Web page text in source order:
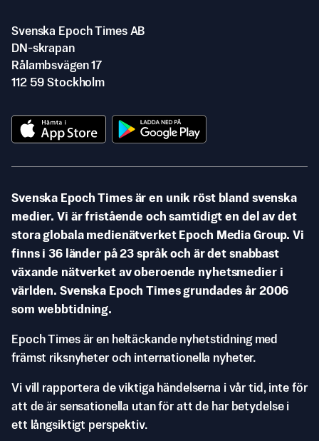
Svenska Epoch Times AB
DN-skrapan
Rålambsvägen 17
112 59 Stockholm
Svenska Epoch Times är en unik röst bland svenska
medier. Vi är fristående och samtidigt en del av det
stora globala medienätverket Epoch Media Group. Vi
finns i 36 länder på 23 språk och är det snabbast
växande nätverket av oberoende nyhetsmedier i
världen. Svenska Epoch Times grundades år 2006
som webbtidning.
Epoch Times är en heltäckande nyhetstidning med
främst riksnyheter och internationella nyheter.
Vi vill rapportera de viktiga händelserna i vår tid, inte för
att de är sensationella utan för att de har betydelse i
ett långsiktigt perspektiv.